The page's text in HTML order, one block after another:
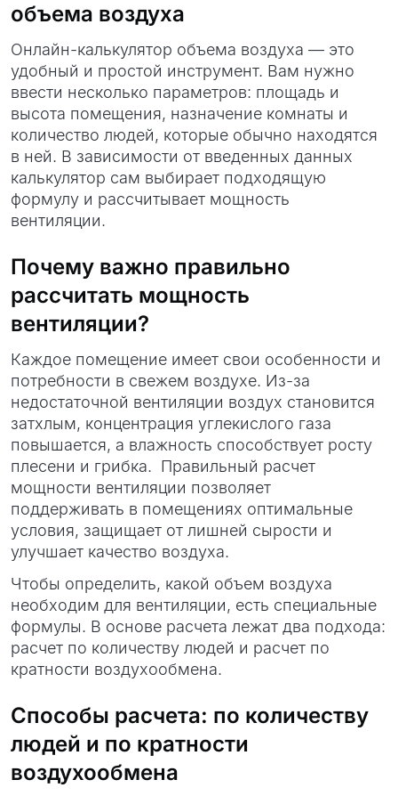
объема воздуха
Онлайн-калькулятор объема воздуха — это
удобный и простой инструмент. Вам нужно
ввести несколько параметров: площадь и
высота помещения, назначение комнаты и
количество людей, которые обычно находятся
в ней. В зависимости от введенных данных
калькулятор сам выбирает подходящую
формулу и рассчитывает мощность
вентиляции.
Почему важно правильно
рассчитать мощность
вентиляции?
Каждое помещение имеет свои особенности и
потребности в свежем воздухе. Из-за
недостаточной вентиляции воздух становится
затхлым, концентрация углекислого газа
повышается, а влажность способствует росту
плесени и грибка. Правильный расчет
мощности вентиляции позволяет
поддерживать в помещениях оптимальные
условия, защищает от лишней сырости и
улучшает качество воздуха.
Чтобы определить, какой объем воздуха
необходим для вентиляции, есть специальные
формулы. В основе расчета лежат два подхода:
расчет по количеству людей и расчет по
кратности воздухообмена.
Способы расчета: по количеству
людей и по кратности
воздухообмена